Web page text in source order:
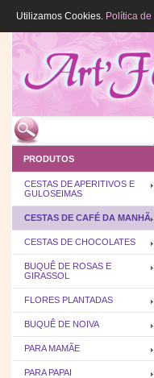
PRODUTOS
CESTAS DE APERITIVOS E
GULOSEIMAS
CESTAS DE CAFÉ DA MANHÃ
CESTAS DE CHOCOLATES
BUQUÊ DE ROSAS E
GIRASSOL
FLORES PLANTADAS
BUQUÊ DE NOIVA
PARA MAMÃE
PARA PAPAI
Utilizamos Cookies. Política